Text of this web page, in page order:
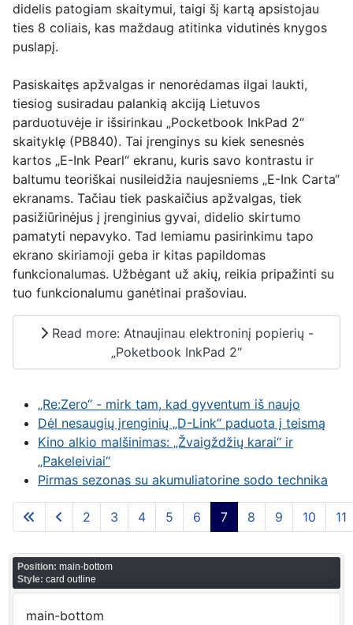
didelis patogiam skaitymui, taigi šį kartą apsistojau
ties 8 coliais, kas maždaug atitinka vidutinės knygos
puslapį.
Pasiskaitęs apžvalgas ir nenorėdamas ilgai laukti,
tiesiog susiradau palankią akciją Lietuvos
parduotuvėje ir išsirinkau „Pocketbook InkPad 2“
skaityklę (PB840). Tai įrenginys su kiek senesnės
kartos „E-Ink Pearl“ ekranu, kuris savo kontrastu ir
baltumu teoriškai nusileidžia naujesniems „E-Ink Carta“
ekranams. Tačiau tiek paskaičius apžvalgas, tiek
pasižiūrinėjus į įrenginius gyvai, didelio skirtumo
pamatyti nepavyko. Tad lemiamu pasirinkimu tapo
ekrano skiriamoji geba ir kitas papildomas
funkcionalumas. Užbėgant už akių, reikia pripažinti su
tuo funkcionalumu ganėtinai prašoviau.
Read more: Atnaujinau elektroninį popierių -
„Poketbook InkPad 2“
„Re:Zero“ - mirk tam, kad gyventum iš naujo
Dėl nesaugių įrenginių „D-Link“ paduota į teismą
Kino alkio malšinimas: „Žvaigždžių karai“ ir
„Pakeleiviai“
Pirmas sezonas su akumuliatorine sodo technika
Puslapis 7 iš 43
2 3 4 5 6 7 8 9 10 11
Position: main-bottom
Style: card outline
main-bottom